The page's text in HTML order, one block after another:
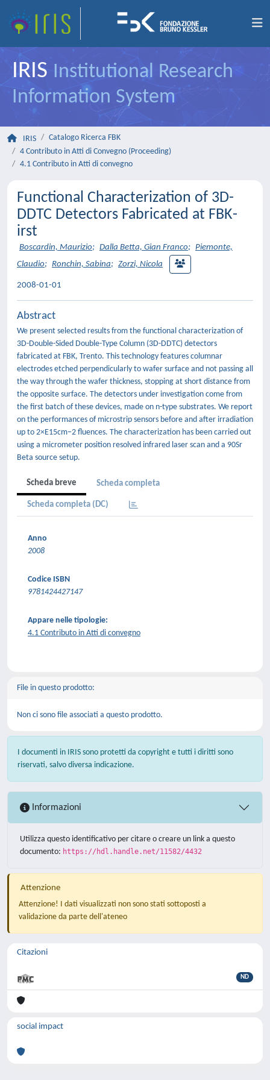
IRIS Institutional Research
Information System
IRIS
Catalogo Ricerca FBK
4 Contributo in Atti di Convegno (Proceeding)
4.1 Contributo in Atti di convegno
Functional Characterization of 3D-
DDTC Detectors Fabricated at FBK-
irst
Boscardin, Maurizio; Dalla Betta, Gian Franco; Piemonte,
Claudio; Ronchin, Sabina; Zorzi, Nicola
2008-01-01
Abstract
We present selected results from the functional characterization of
3D-Double-Sided Double-Type Column (3D-DDTC) detectors
fabricated at FBK, Trento. This technology features columnar
electrodes etched perpendicularly to wafer surface and not passing all
the way through the wafer thickness, stopping at short distance from
the opposite surface. The detectors under investigation come from
the first batch of these devices, made on n-type substrates. We report
on the performances of microstrip sensors before and after irradiation
up to 2×E15cm−2 fluences. The characterization has been carried out
using a micrometer position resolved infrared laser scan and a 90Sr
Beta source setup.
Scheda breve Scheda completa
Scheda completa (DC)
Anno
2008
Codice ISBN
9781424427147
Appare nelle tipologie:
4.1 Contributo in Atti di convegno
File in questo prodotto:
Non ci sono file associati a questo prodotto.
I documenti in IRIS sono protetti da copyright e tutti i diritti sono
riservati, salvo diversa indicazione.
Informazioni
Utilizza questo identificativo per citare o creare un link a questo
documento: https://hdl.handle.net/11582/4432
Attenzione
Attenzione! I dati visualizzati non sono stati sottoposti a
validazione da parte dell'ateneo
Citazioni
ND
social impact